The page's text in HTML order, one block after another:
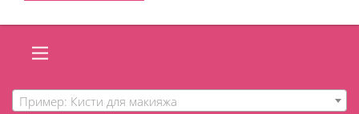
Пример: Кисти для макияжа